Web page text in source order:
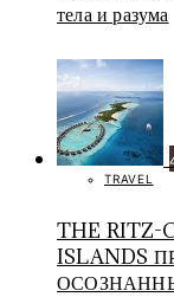
тела и разума
TRAVEL
THE RITZ-
ISLANDS